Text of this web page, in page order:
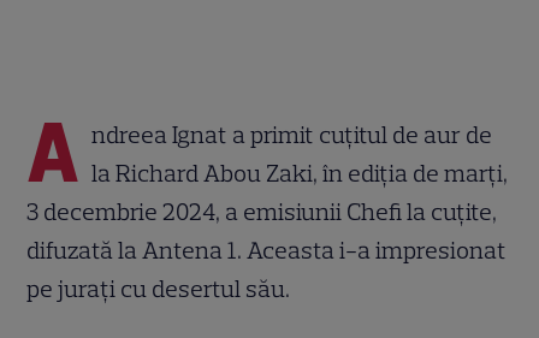
A ndreea Ignat a primit cuțitul de aur de
la Richard Abou Zaki, în ediția de marți,
3 decembrie 2024, a emisiunii Chefi la cuțite,
difuzată la Antena 1. Aceasta i-a impresionat
pe jurați cu desertul său.